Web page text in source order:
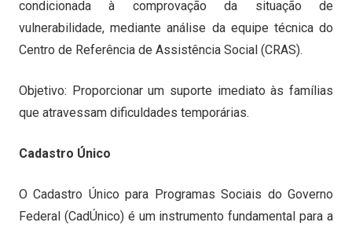
condicionada à comprovação da situação de
vulnerabilidade, mediante análise da equipe técnica do
Centro de Referência de Assistência Social (CRAS).
Objetivo: Proporcionar um suporte imediato às famílias
que atravessam dificuldades temporárias.
Cadastro Único
O Cadastro Único para Programas Sociais do Governo
Federal (CadÚnico) é um instrumento fundamental para a